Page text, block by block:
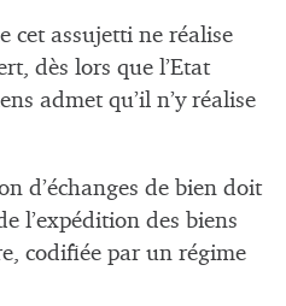
cet assujetti ne réalise
dès lors que l’Etat
admet qu’il n’y réalise
d’échanges de bien doit
l’expédition des biens
codifiée par un régime